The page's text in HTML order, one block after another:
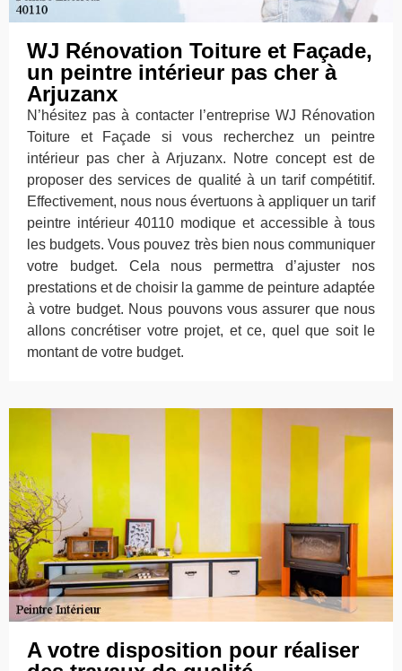
WJ Rénovation Toiture et Façade,
un peintre intérieur pas cher à
Arjuzanx
N’hésitez pas à contacter l’entreprise WJ Rénovation
Toiture et Façade si vous recherchez un peintre
intérieur pas cher à Arjuzanx. Notre concept est de
proposer des services de qualité à un tarif compétitif.
Effectivement, nous nous évertuons à appliquer un tarif
peintre intérieur 40110 modique et accessible à tous
les budgets. Vous pouvez très bien nous communiquer
votre budget. Cela nous permettra d’ajuster nos
prestations et de choisir la gamme de peinture adaptée
à votre budget. Nous pouvons vous assurer que nous
allons concrétiser votre projet, et ce, quel que soit le
montant de votre budget.
A votre disposition pour réaliser